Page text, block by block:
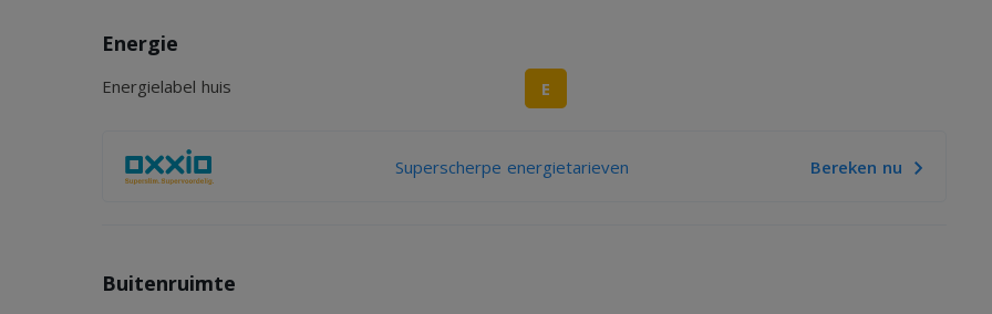
Energie
Energielabel huis E
Superscherpe energietarieven Bereken nu
Buitenruimte